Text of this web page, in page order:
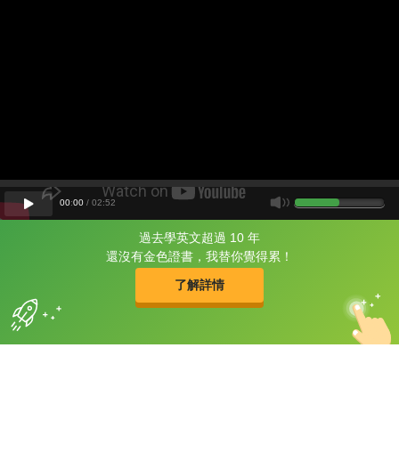
過去學英文超過 10 年
還沒有金色證書，我替你覺得累！
了解詳情
片尾有
攻其不背
的品牌故事
00:00 / 02:52